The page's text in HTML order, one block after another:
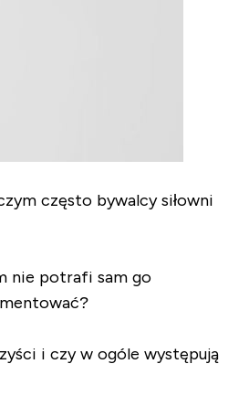
często bywalcy siłowni
nie potrafi sam go
i czy w ogóle występują